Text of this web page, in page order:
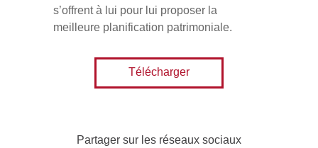
s’offrent à lui pour lui proposer la
meilleure planification patrimoniale.
Télécharger
Partager sur les réseaux sociaux